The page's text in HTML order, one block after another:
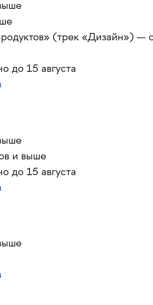
(трек «Дизайн») —
до 15 августа
и выше
до 15 августа